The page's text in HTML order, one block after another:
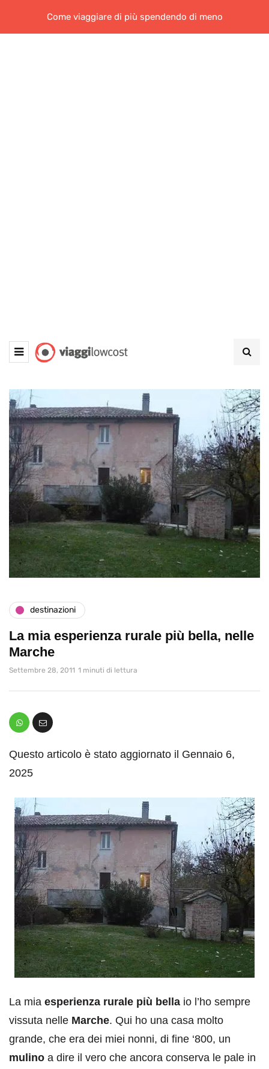
Come viaggiare di più spendendo di meno
destinazioni
La mia esperienza rurale più bella, nelle
Marche
Settembre 28, 2011 1 minuti di lettura
Questo articolo è stato aggiornato il Gennaio 6,
2025
La mia esperienza rurale più bella io l’ho sempre
vissuta nelle Marche. Qui ho una casa molto
grande, che era dei miei nonni, di fine ‘800, un
mulino a dire il vero che ancora conserva le pale in